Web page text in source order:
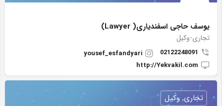
یوسف حاجی اسفندیاری( Lawyer)
تجاری-وکیل
02122248091
yousef_esfandyari
http://Yekvakil.com
تجاری, وکیل